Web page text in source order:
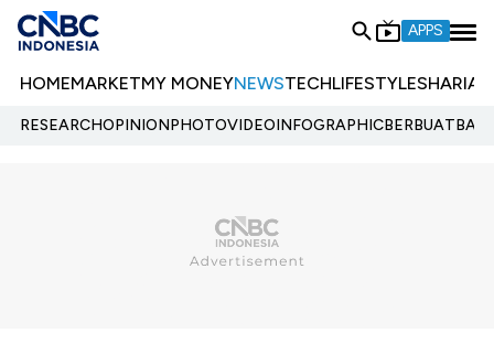
APPS
HOMEMARKETMY MONEYNEWSTECHLIFESTYLESHARIA
RESEARCHOPINIONPHOTOVIDEOINFOGRAPHIC